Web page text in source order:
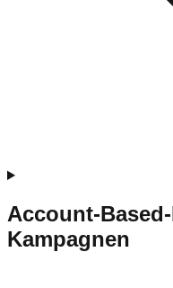
Account-
Kampagnen